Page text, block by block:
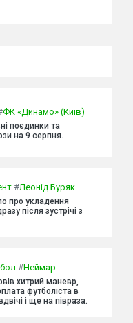
ФК «Динамо» (Київ)
поєдинки та
на 9 серпня.
#Леонід Буряк
про укладення
після зустрічі з
#Неймар
хитрий маневр,
футболіста в
і ще на півраза.